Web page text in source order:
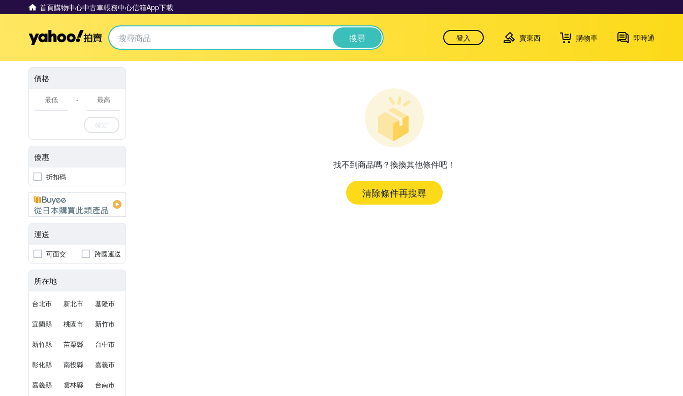
首頁購物中心中古車帳務中心信箱App下載
Yahoo拍賣 搜尋 登入 賣東西 購物車 即時通
價格
-
確定
優惠
折扣碼
運送
可面交 跨國運送
所在地
台北市 新北市 基隆市
宜蘭縣 桃園市 新竹市
新竹縣 苗栗縣 台中市
彰化縣 南投縣 嘉義市
嘉義縣 雲林縣 台南市
找不到商品嗎？換換其他條件吧！
清除條件再搜尋